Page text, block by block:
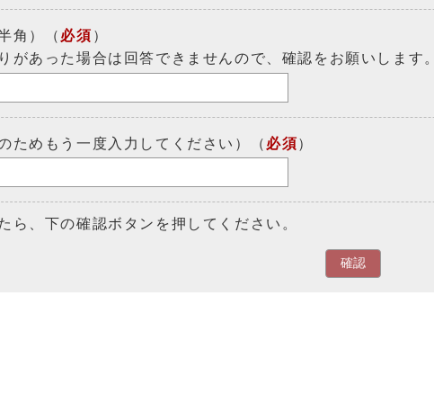
角）（ 必須 ）
があった場合は回答できませんので、確認をお願いします。
ためもう一度入力してください）（ 必須）
ら、下の確認ボタンを押してください。
確認